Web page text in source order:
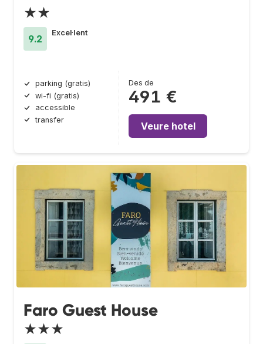
★★
9.2
Excel·lent
parking (gratis)
wi-fi (gratis)
accessible
transfer
Des de
491 €
Veure hotel
Faro Guest House
★★★